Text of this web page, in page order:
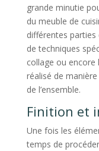
grande minutie
du meuble de
différentes parties
de techniques
collage ou encore
réalisé de
de l’ensemble.
Finition et
Une fois les
temps de